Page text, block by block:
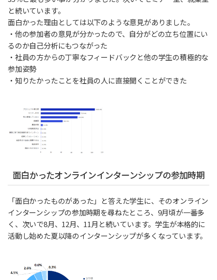
と続いています。
面白かった理由としては以下のような意見がありました。
・他の参加者の意見が分かったので、自分がどの立ち位置にい
るのか自己分析にもつながった
・社員の方からの丁寧なフィードバックと他の学生の積極的な
参加姿勢
・知りたかったことを社員の人に直接聞くことができた
面白かったオンラインインターンシップの参加時期
「面白かったものがあった」と答えた学生に、そのオンライン
インターンシップの参加時期を尋ねたところ、9月頃が一番多
く、次いで8月、12月、11月と続いています。学生が本格的に
活動し始めた夏以降のインターンシップが多くなっています。